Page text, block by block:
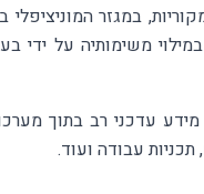
במגזר המוניציפלי
משימותיה על ידי
עדכני רב בתוך
תכניות עבודה ועוד.